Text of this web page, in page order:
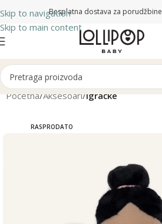
Skip to navigation
Skip to main content
Besplatna dostava za porudžbine
Početna Aksesoari Igračke
RASPRODATO